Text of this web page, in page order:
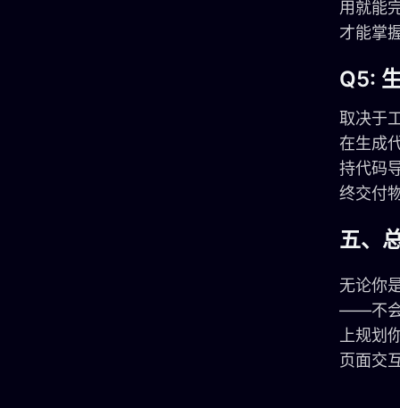
用就能
才能掌
Q5:
取决于
在生成
持代码
终交付
五、
无论你
——不会
上规划
页面交